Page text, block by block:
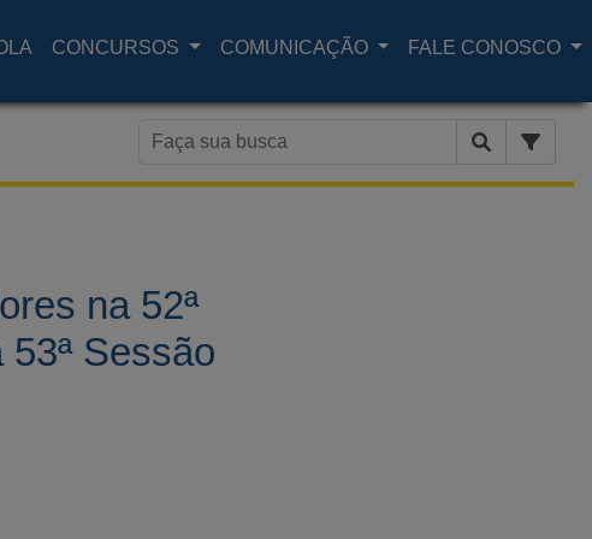
CONCURSOS COMUNICAÇÃO FALE CONOSCO
na 52ª
Sessão